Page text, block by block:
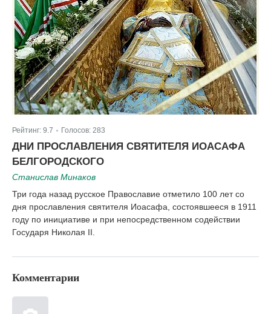
Рейтинг: 9.7 Голосов: 283
ДНИ ПРОСЛАВЛЕНИЯ СВЯТИТЕЛЯ ИОАСАФА
БЕЛГОРОДСКОГО
Станислав Минаков
Три года назад русское Православие отметило 100 лет со
дня прославления святителя Иоасафа, состоявшееся в 1911
году по инициативе и при непосредственном содействии
Государя Николая II.
Комментарии